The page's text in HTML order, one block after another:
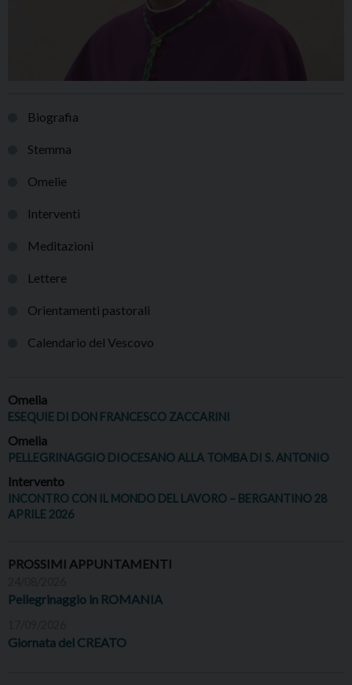
Biografia
Stemma
Omelie
Interventi
Meditazioni
Lettere
Orientamenti pastorali
Calendario del Vescovo
Omelia
ESEQUIE DI DON FRANCESCO ZACCARINI
Omelia
PELLEGRINAGGIO DIOCESANO ALLA TOMBA DI S. ANTONIO
Intervento
INCONTRO CON IL MONDO DEL LAVORO – BERGANTINO 28
APRILE 2026
PROSSIMI APPUNTAMENTI
Pellegrinaggio in ROMANIA
Giornata del CREATO